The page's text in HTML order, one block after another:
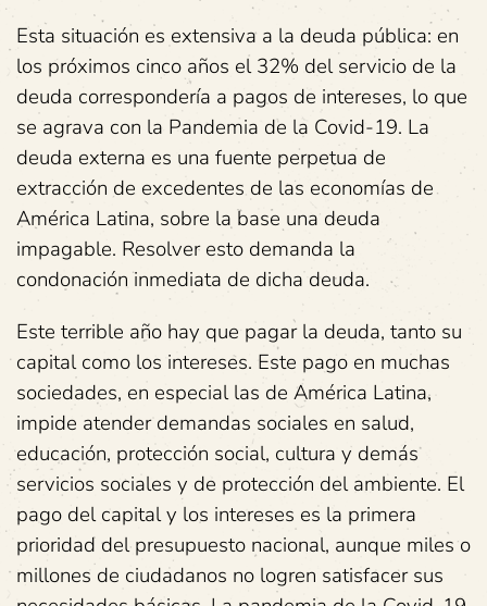
Esta situación es extensiva a la deuda pública: en
los próximos cinco años el 32% del servicio de la
deuda correspondería a pagos de intereses, lo que
se agrava con la Pandemia de la Covid-19. La
deuda externa es una fuente perpetua de
extracción de excedentes de las economías de
América Latina, sobre la base una deuda
impagable. Resolver esto demanda la
condonación inmediata de dicha deuda.
Este terrible año hay que pagar la deuda, tanto su
capital como los intereses. Este pago en muchas
sociedades, en especial las de América Latina,
impide atender demandas sociales en salud,
educación, protección social, cultura y demás
servicios sociales y de protección del ambiente. El
pago del capital y los intereses es la primera
prioridad del presupuesto nacional, aunque miles o
millones de ciudadanos no logren satisfacer sus